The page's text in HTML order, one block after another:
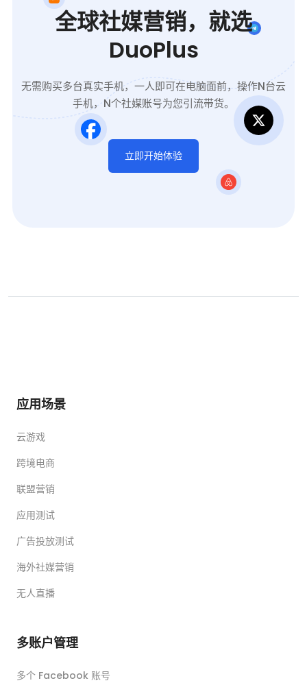
全球社媒营销，就选
DuoPlus
无需购买多台真实手机，一人即可在电脑面前，操作N台云
手机，N个社媒账号为您引流带货。
立即开始体验
应用场景
云游戏
跨境电商
联盟营销
应用测试
广告投放测试
海外社媒营销
无人直播
多账户管理
多个 Facebook 账号